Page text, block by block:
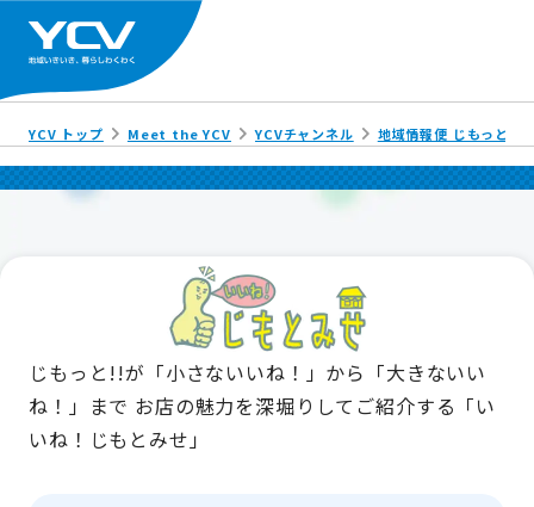
YCV トップ Meet the YCV YCVチャンネル 地域情報便 じもっと!!
じもっと!!が「小さないいね！」から「大きないい
ね！」まで お店の魅力を深堀りしてご紹介する「い
いね！じもとみせ」